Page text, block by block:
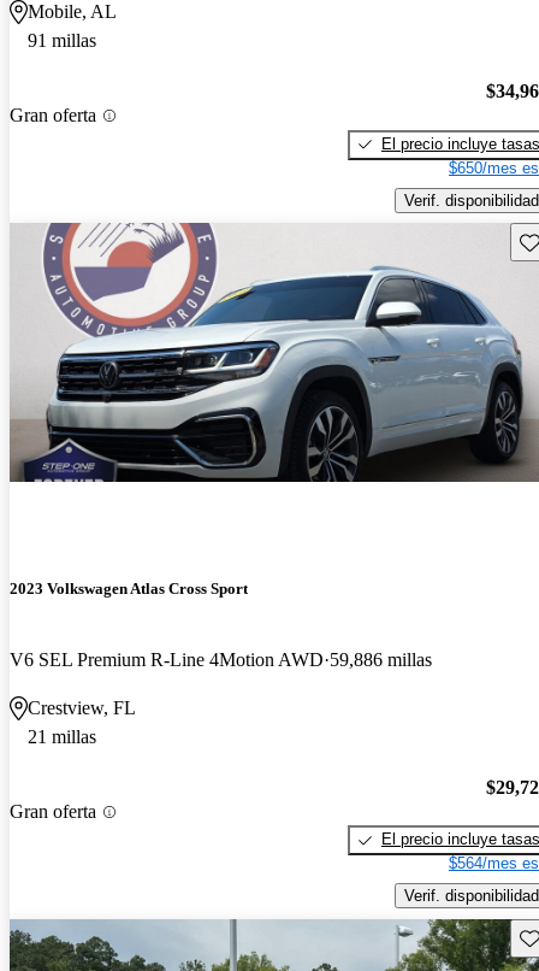
Mobile, AL
91 millas
Gran oferta
El precio incluye tasas
$650/mes
Verif. disponibilidad
2023 Volkswagen Atlas Cross Sport
V6 SEL Premium R-Line 4Motion AWD 59,886 millas
Crestview, FL
21 millas
Gran oferta
El precio incluye tasas
$564/mes
Verif. disponibilidad